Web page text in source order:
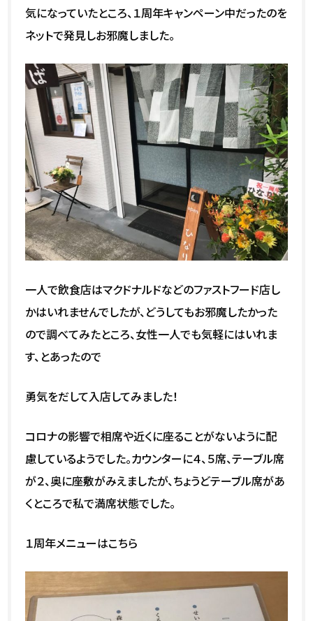
気になっていたところ、１周年キャンペーン中だったのを
ネットで発見しお邪魔しました。
一人で飲食店はマクドナルドなどのファストフード店し
かはいれませんでしたが、どうしてもお邪魔したかった
ので調べてみたところ、女性一人でも気軽にはいれま
す、とあったので
勇気をだして入店してみました！
コロナの影響で相席や近くに座ることがないように配
慮しているようでした。カウンターに４、５席、テーブル席
が２、奥に座敷がみえましたが、ちょうどテーブル席があ
くところで私で満席状態でした。
１周年メニューはこちら